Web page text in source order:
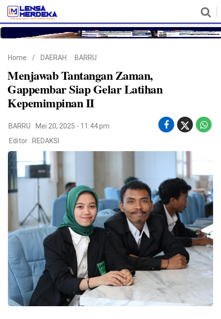
©
Copyright
Lensa
Home / DAERAH BARRU
Menjawab Tantangan Zaman,
Gappembar Siap Gelar Latihan
Kepemimpinan II
BARRU
Mei 20, 2025 - 11:44 pm
Editor : REDAKSI